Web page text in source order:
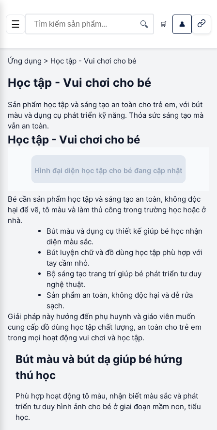
☰ 🔍 🛒 👤
Ứng dụng > Học tập - Vui chơi cho bé
Học tập - Vui chơi cho bé
Sản phẩm học tập và sáng tạo an toàn cho trẻ em, với bút
màu và dụng cụ phát triển kỹ năng. Thỏa sức sáng tạo mà
vẫn an toàn.
Học tập - Vui chơi cho bé
Hình đại diện học tập cho bé đang cập nhật
Bé cần sản phẩm học tập và sáng tạo an toàn, không độc
hại để vẽ, tô màu và làm thủ công trong trường học hoặc ở
nhà.
Bút màu và dụng cụ thiết kế giúp bé học nhận
diện màu sắc.
Bút luyện chữ và đồ dùng học tập phù hợp với
tay cầm nhỏ.
Bộ sáng tạo trang trí giúp bé phát triển tư duy
nghệ thuật.
Sản phẩm an toàn, không độc hại và dễ rửa
sạch.
Giải pháp này hướng đến phụ huynh và giáo viên muốn
cung cấp đồ dùng học tập chất lượng, an toàn cho trẻ em
trong mọi hoạt động vui chơi và học tập.
Bút màu và bút dạ giúp bé hứng
thú học
Phù hợp hoạt động tô màu, nhận biết màu sắc và phát
triển tư duy hình ảnh cho bé ở giai đoạn mầm non, tiểu
học.